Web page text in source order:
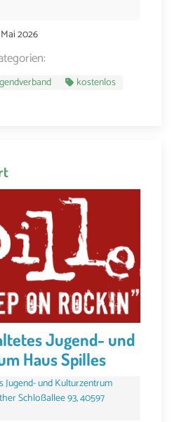
Mai 2026
kostenlos
Jugend- und
Haus Spilles
Jugend- und Kulturzentrum
Schloßallee 93, 40597